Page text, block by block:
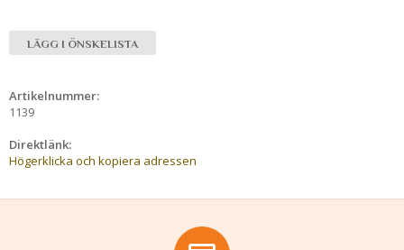
LÄGG I ÖNSKELISTA
Artikelnummer:
1139
Direktlänk:
Högerklicka och kopiera adressen